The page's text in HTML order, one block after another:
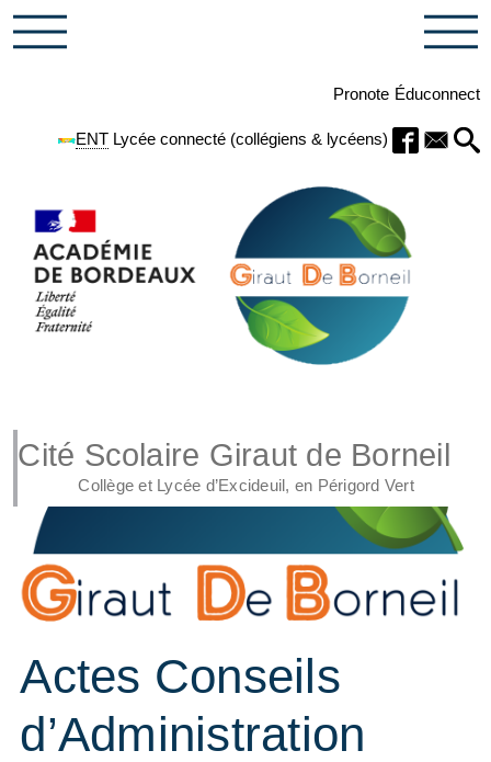
Pronote Éduconnect
ENTLycée connecté (collégiens & lycéens)
Cité Scolaire Giraut de Borneil
Collège et Lycée d’Excideuil, en Périgord Vert
Actes Conseils
d’Administration